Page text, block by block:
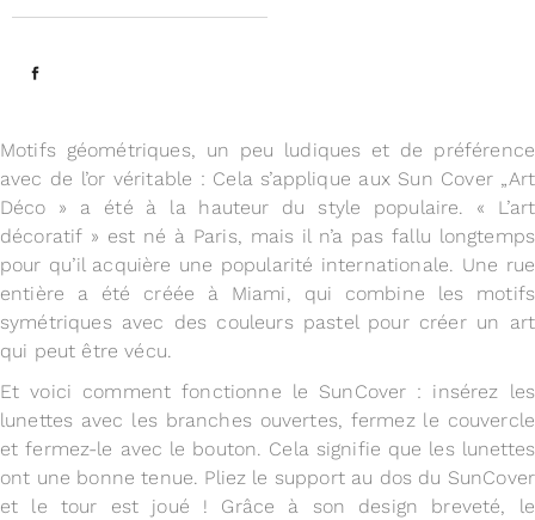
Motifs géométriques, un peu ludiques et de préférence
avec de l’or véritable : Cela s’applique aux Sun Cover „Art
Déco » a été à la hauteur du style populaire. « L’art
décoratif » est né à Paris, mais il n’a pas fallu longtemps
pour qu’il acquière une popularité internationale. Une rue
entière a été créée à Miami, qui combine les motifs
symétriques avec des couleurs pastel pour créer un art
qui peut être vécu.
Et voici comment fonctionne le SunCover : insérez les
lunettes avec les branches ouvertes, fermez le couvercle
et fermez-le avec le bouton. Cela signifie que les lunettes
ont une bonne tenue. Pliez le support au dos du SunCover
et le tour est joué ! Grâce à son design breveté, le